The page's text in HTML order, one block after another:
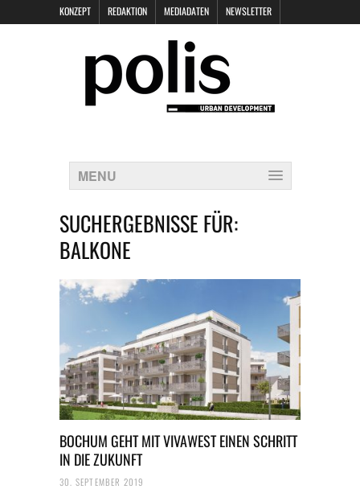
KONZEPT REDAKTION MEDIADATEN NEWSLETTER
DATENSCHUTZ
MENU
SUCHERGEBNISSE FÜR:
BALKONE
BOCHUM GEHT MIT VIVAWEST EINEN SCHRITT
IN DIE ZUKUNFT
30. SEPTEMBER 2019